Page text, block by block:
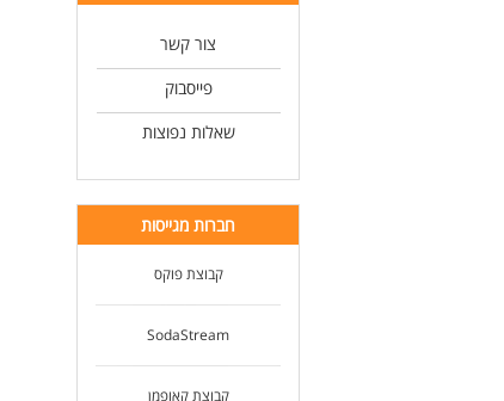
צור קשר
פייסבוק
שאלות נפוצות
חברות מגייסות
קבוצת פוקס
SodaStream
קבוצת קאופמן